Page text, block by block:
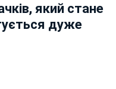
який стане
дуже